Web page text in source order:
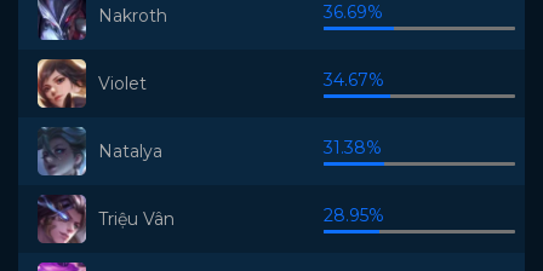
Nakroth 36.69%
Violet 34.67%
Natalya 31.38%
Triệu Vân 28.95%